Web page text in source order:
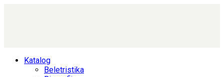
Katalog
Beletristika